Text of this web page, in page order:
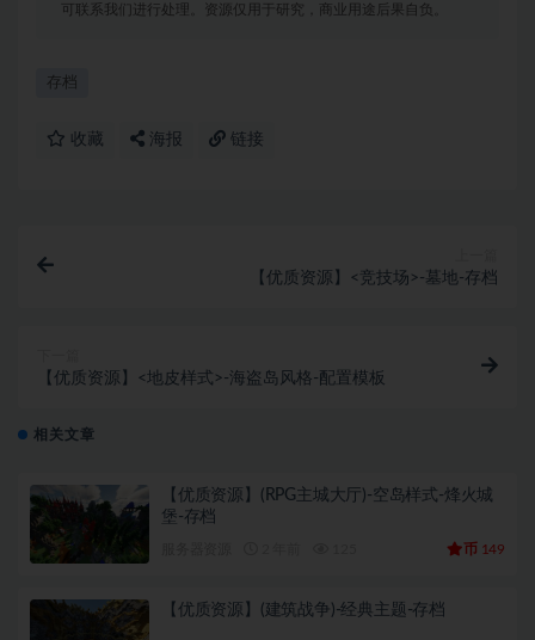
可联系我们进行处理。资源仅用于研究，商业用途后果自负。
存档
收藏 海报 链接
【优质资源】<竞技场>-墓地-存档
【优质资源】<地皮样式>-海盗岛风格-配置模板
相关文章
【优质资源】(RPG主城大厅)-空岛样式-烽火城
堡-存档
币 149
【优质资源】(建筑战争)-经典主题-存档